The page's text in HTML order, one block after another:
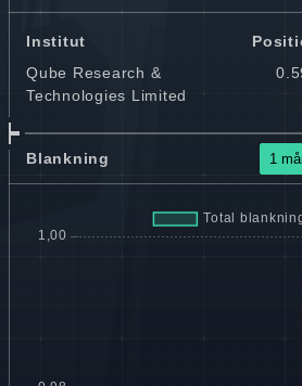
Institut
Qube Research &
Technologies Limited
Blankning 1